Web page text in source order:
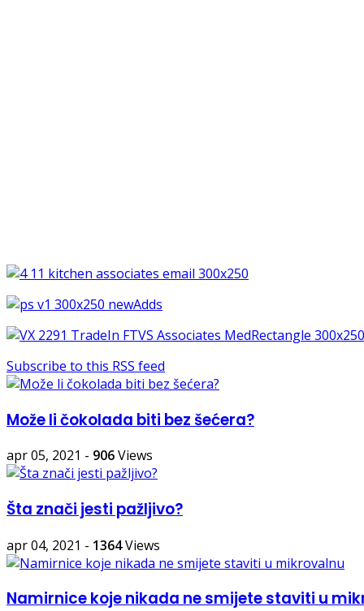
Subscribe to this RSS feed
Može li čokolada biti bez šećera?
apr 05, 2021 - 906Views
Šta znači jesti pažljivo?
apr 04, 2021 - 1364Views
Namirnice koje nikada ne smijete staviti u